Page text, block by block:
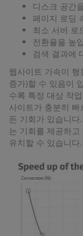
디스크 공간
페이지 로딩
최소 서버 로
전환율을 높
검색 결과에
웹사이트 가속이
증가)할 수 있음이
수록 특정 대상 작
사이트가 충분히
든 기회가 있습니
는 기회를 제공하
유치할 수 있습니다.